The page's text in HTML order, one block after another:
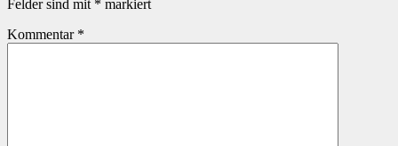
Felder sind mit * markiert
Kommentar *